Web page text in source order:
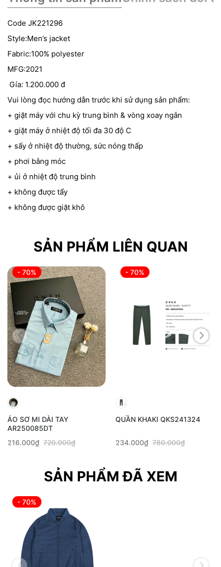
Code JK221296
Style:Men’s jacket
Fabric:100% polyester
MFG:2021
Gía: 1.200.000 đ
Vui lòng đọc hướng dẫn trước khi sử dụng sản phẩm:
+ giặt máy với chu kỳ trung bình & vòng xoay ngắn
+ giặt máy ở nhiệt độ tối đa 30 độ C
+ sấy ở nhiệt độ thường, sức nóng thấp
+ phơi bằng móc
+ ủi ở nhiệt độ trung bình
+ không được tẩy
+ không được giặt khô
SẢN PHẨM LIÊN QUAN
- 70%
ÁO SƠ MI DÀI TAY
AR250085DT
216.000₫ 720.000₫
- 70%
QUẦN KHAKI QKS241324
234.000₫ 780.000₫
SẢN PHẨM ĐÃ XEM
- 70%